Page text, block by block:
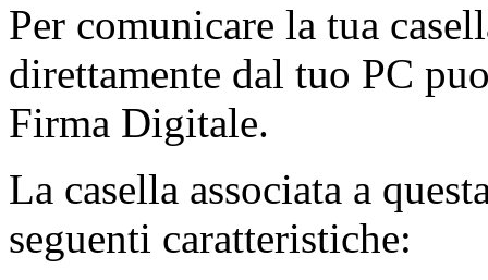
Per comunicare la tua
direttamente dal tuo PC
Firma Digitale.
La casella associata a
seguenti caratteristiche: